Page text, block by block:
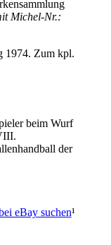
Michel-Nr.:
1974. Zum kpl.
beim Wurf
der
eBay suchen¹